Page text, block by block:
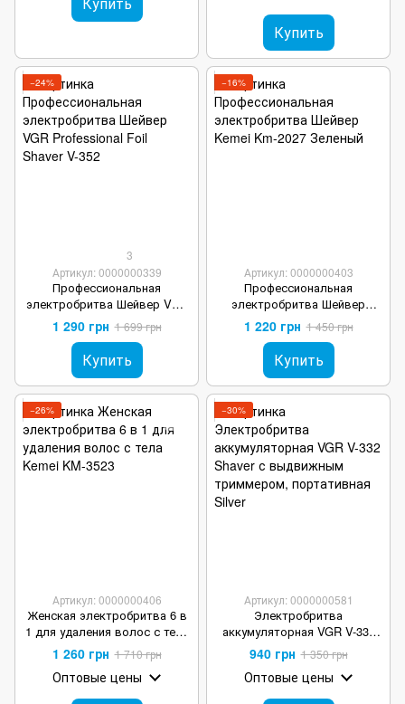
Купить
−24%
3
Артикул: 0000000339
Профессиональная
электробритва Шейвер VGR
Professional Foil Shaver V-352
1 290 грн 1 699 грн
Купить
−16%
Артикул: 0000000403
Профессиональная
электробритва Шейвер
Kemei Km-2027 Зеленый
1 220 грн 1 450 грн
Купить
−26%
Артикул: 0000000406
Женская электробритва 6 в
1 для удаления волос с тела
Kemei KM-3523
1 260 грн 1 710 грн
Оптовые цены
−30%
Артикул: 0000000581
Электробритва
аккумуляторная VGR V-332
Shaver с выдвижным
триммером, портативная
Gold
940 грн 1 350 грн
Оптовые цены